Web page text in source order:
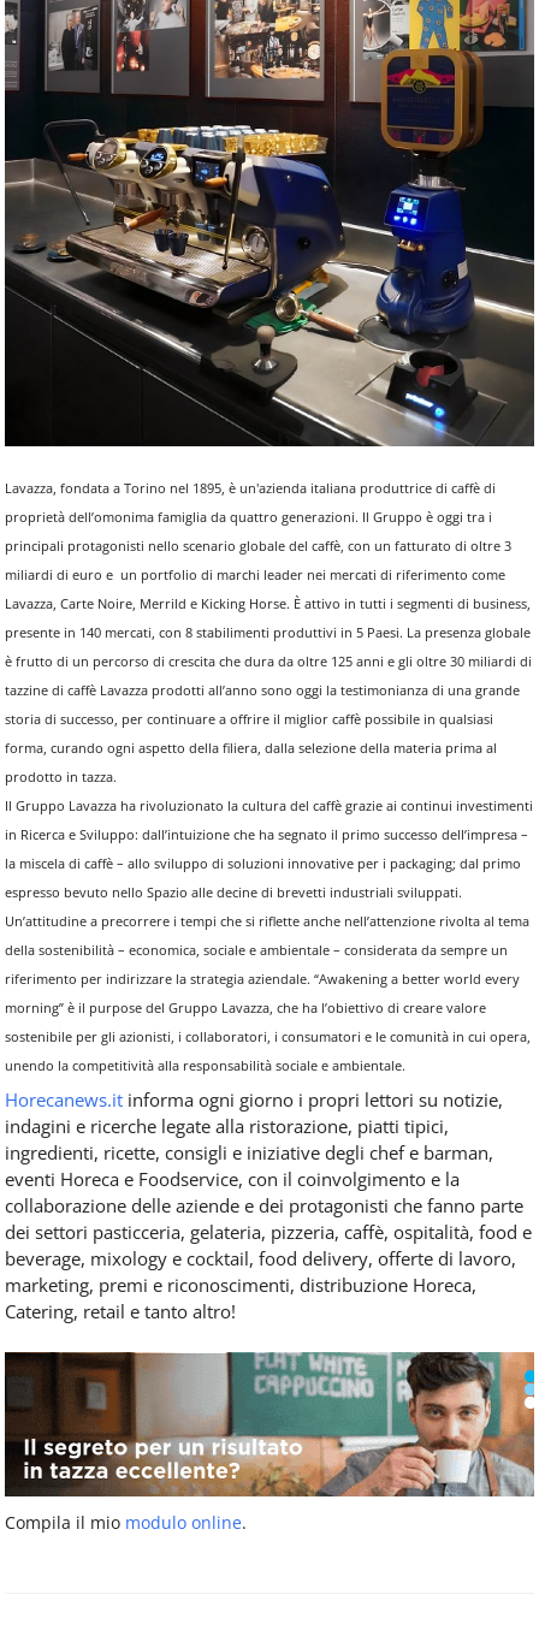
Lavazza, fondata a Torino nel 1895, è un'azienda italiana produttrice di caffè di
proprietà dell’omonima famiglia da quattro generazioni. Il Gruppo è oggi tra i
principali protagonisti nello scenario globale del caffè, con un fatturato di oltre 3
miliardi di euro e un portfolio di marchi leader nei mercati di riferimento come
Lavazza, Carte Noire, Merrild e Kicking Horse. È attivo in tutti i segmenti di business,
presente in 140 mercati, con 8 stabilimenti produttivi in 5 Paesi. La presenza globale
è frutto di un percorso di crescita che dura da oltre 125 anni e gli oltre 30 miliardi di
tazzine di caffè Lavazza prodotti all’anno sono oggi la testimonianza di una grande
storia di successo, per continuare a offrire il miglior caffè possibile in qualsiasi
forma, curando ogni aspetto della filiera, dalla selezione della materia prima al
prodotto in tazza.
Il Gruppo Lavazza ha rivoluzionato la cultura del caffè grazie ai continui investimenti
in Ricerca e Sviluppo: dall’intuizione che ha segnato il primo successo dell’impresa –
la miscela di caffè – allo sviluppo di soluzioni innovative per i packaging; dal primo
espresso bevuto nello Spazio alle decine di brevetti industriali sviluppati.
Un’attitudine a precorrere i tempi che si riflette anche nell’attenzione rivolta al tema
della sostenibilità – economica, sociale e ambientale – considerata da sempre un
riferimento per indirizzare la strategia aziendale. “Awakening a better world every
morning” è il purpose del Gruppo Lavazza, che ha l’obiettivo di creare valore
sostenibile per gli azionisti, i collaboratori, i consumatori e le comunità in cui opera,
unendo la competitività alla responsabilità sociale e ambientale.
Horecanews.it informa ogni giorno i propri lettori su notizie,
indagini e ricerche legate alla ristorazione, piatti tipici,
ingredienti, ricette, consigli e iniziative degli chef e barman,
eventi Horeca e Foodservice, con il coinvolgimento e la
collaborazione delle aziende e dei protagonisti che fanno parte
dei settori pasticceria, gelateria, pizzeria, caffè, ospitalità, food e
beverage, mixology e cocktail, food delivery, offerte di lavoro,
marketing, premi e riconoscimenti, distribuzione Horeca,
Catering, retail e tanto altro!
Compila il mio modulo online.